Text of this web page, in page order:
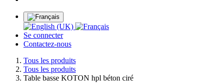
Se connecter
Contactez-nous
Tous les produits
Tous les produits
Table basse KOTON hpl béton ciré